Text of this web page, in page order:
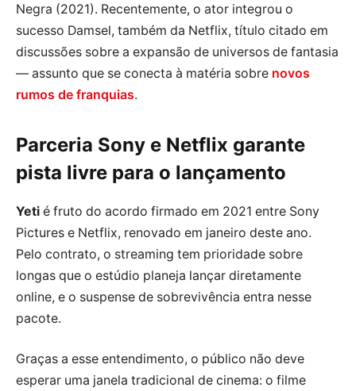
Negra (2021). Recentemente, o ator integrou o
sucesso Damsel, também da Netflix, título citado em
discussões sobre a expansão de universos de fantasia
— assunto que se conecta à matéria sobre novos
rumos de franquias.
Parceria Sony e Netflix garante
pista livre para o lançamento
Yeti é fruto do acordo firmado em 2021 entre Sony
Pictures e Netflix, renovado em janeiro deste ano.
Pelo contrato, o streaming tem prioridade sobre
longas que o estúdio planeja lançar diretamente
online, e o suspense de sobrevivência entra nesse
pacote.
Graças a esse entendimento, o público não deve
esperar uma janela tradicional de cinema: o filme